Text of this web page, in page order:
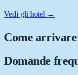
Vedi gli hotel →
Come
Domande